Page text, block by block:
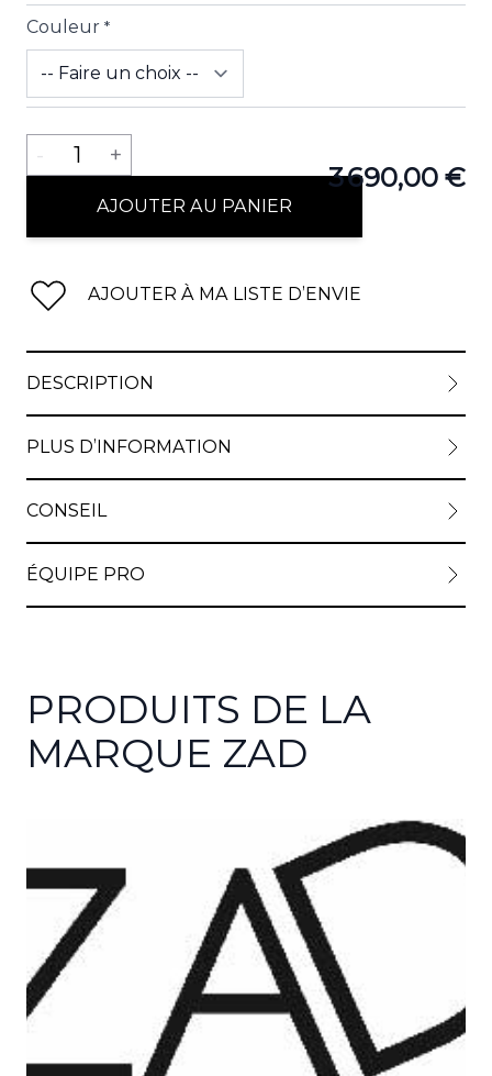
Couleur *
3 690,00 €
Quantité
- 1 +
AJOUTER AU PANIER
AJOUTER À MA LISTE D’ENVIE
DESCRIPTION
PLUS D’INFORMATION
CONSEIL
ÉQUIPE PRO
PRODUITS DE LA
MARQUE ZAD